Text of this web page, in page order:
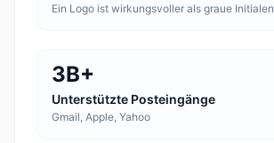
Ein Logo ist wirkungsvoller als graue Initialen
3B+
Unterstützte Posteingänge
Gmail, Apple, Yahoo